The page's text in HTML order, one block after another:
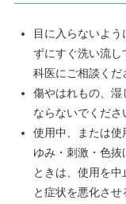
目に入らないよ
ずにすぐ洗い流し
科医にご相談くだ
傷やはれもの、湿
ならないでくださ
使用中、または使
ゆみ・刺激・色
ときは、使用を
と症状を悪化さ